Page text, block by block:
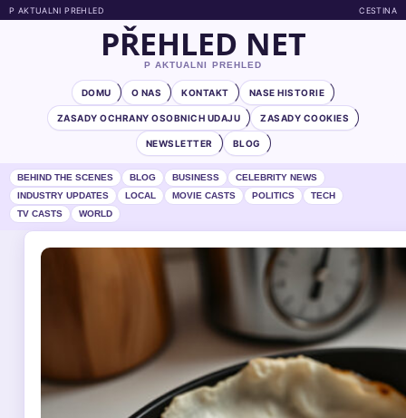
P AKTUALNI PREHLED CESTINA
PŘEHLED NET
P AKTUALNI PREHLED
DOMU O NAS KONTAKT NASE HISTORIE
ZASADY OCHRANY OSOBNICH UDAJU ZASADY COOKIES
NEWSLETTER BLOG
BEHIND THE SCENES BLOG BUSINESS
CELEBRITY NEWS
INDUSTRY UPDATES
LOCAL MOVIE CASTS POLITICS
TECH
TV CASTS
WORLD